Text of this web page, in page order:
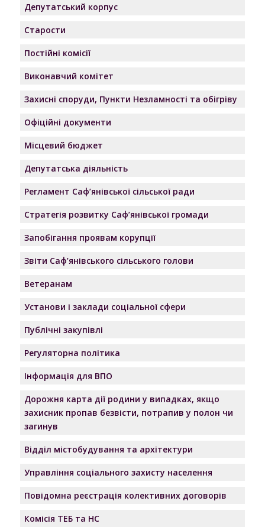
Депутатський корпус
Старости
Постійні комісії
Виконавчий комітет
Захисні споруди, Пункти Незламності та обігріву
Офіційні документи
Місцевий бюджет
Депутатська діяльність
Регламент Саф’янівської сільської ради
Стратегія розвитку Саф’янівської громади
Запобігання проявам корупції
Звіти Саф’янівського сільського голови
Ветеранам
Установи і заклади соціальної сфери
Публічні закупівлі
Регуляторна політика
Інформація для ВПО
Дорожня карта дії родини у випадках, якщо
захисник пропав безвісти, потрапив у полон чи
загинув
Відділ містобудування та архітектури
Управління соціального захисту населення
Повідомна реєстрація колективних договорів
Комісія ТЕБ та НС